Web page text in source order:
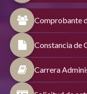
Comprobante
Constancia de
Carrera